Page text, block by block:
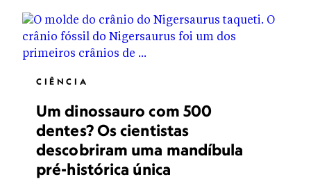
CIÊNCIA
Um dinossauro com 500
dentes? Os cientistas
descobriram uma mandíbula
pré-histórica única